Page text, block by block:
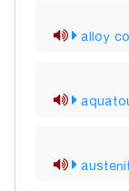
alloy